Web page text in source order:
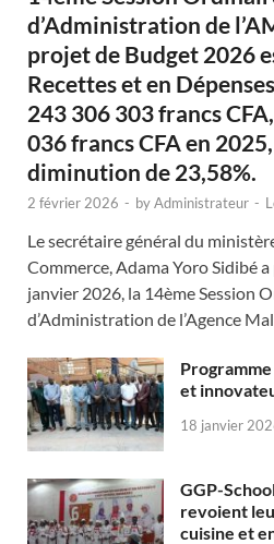
d’Administration de
projet de Budget 2026
Recettes et en
243 306 303 francs
036 francs CFA en
diminution de 23,58%.
2 février 2026 - byAdministrateur -
Le secrétaire général du
Commerce, Adama Yoro Sidibé
janvier 2026, la 14ème Session
d’Administration de l’Agence
et
18 janvier
GGP-
revoient
cuisine et